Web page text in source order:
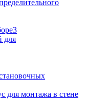
3
для
для монтажа в стене